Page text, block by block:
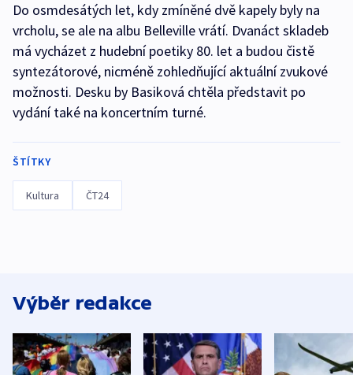
Do osmdesátých let, kdy zmíněné dvě kapely byly na
vrcholu, se ale na albu Belleville vrátí. Dvanáct skladeb
má vycházet z hudební poetiky 80. let a budou čistě
syntezátorové, nicméně zohledňující aktuální zvukové
možnosti. Desku by Basiková chtěla představit po
vydání také na koncertním turné.
ŠTÍTKY
Kultura ČT24
Výběr redakce